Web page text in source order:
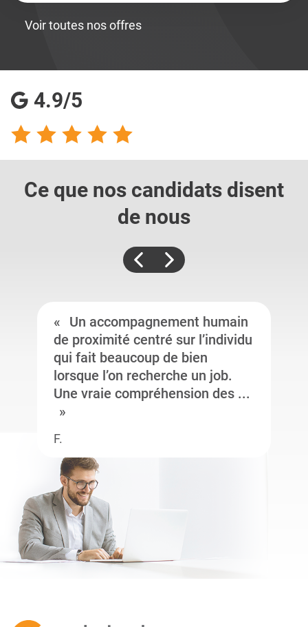
Voir toutes nos offres
4.9/5
Ce que nos candidats disent
de nous
Un accompagnement humain
de proximité centré sur l’individu
qui fait beaucoup de bien
lorsque l’on recherche un job.
Une vraie compréhension des ...
F.